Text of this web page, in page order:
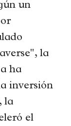
un
la
ha
inversión
la
el